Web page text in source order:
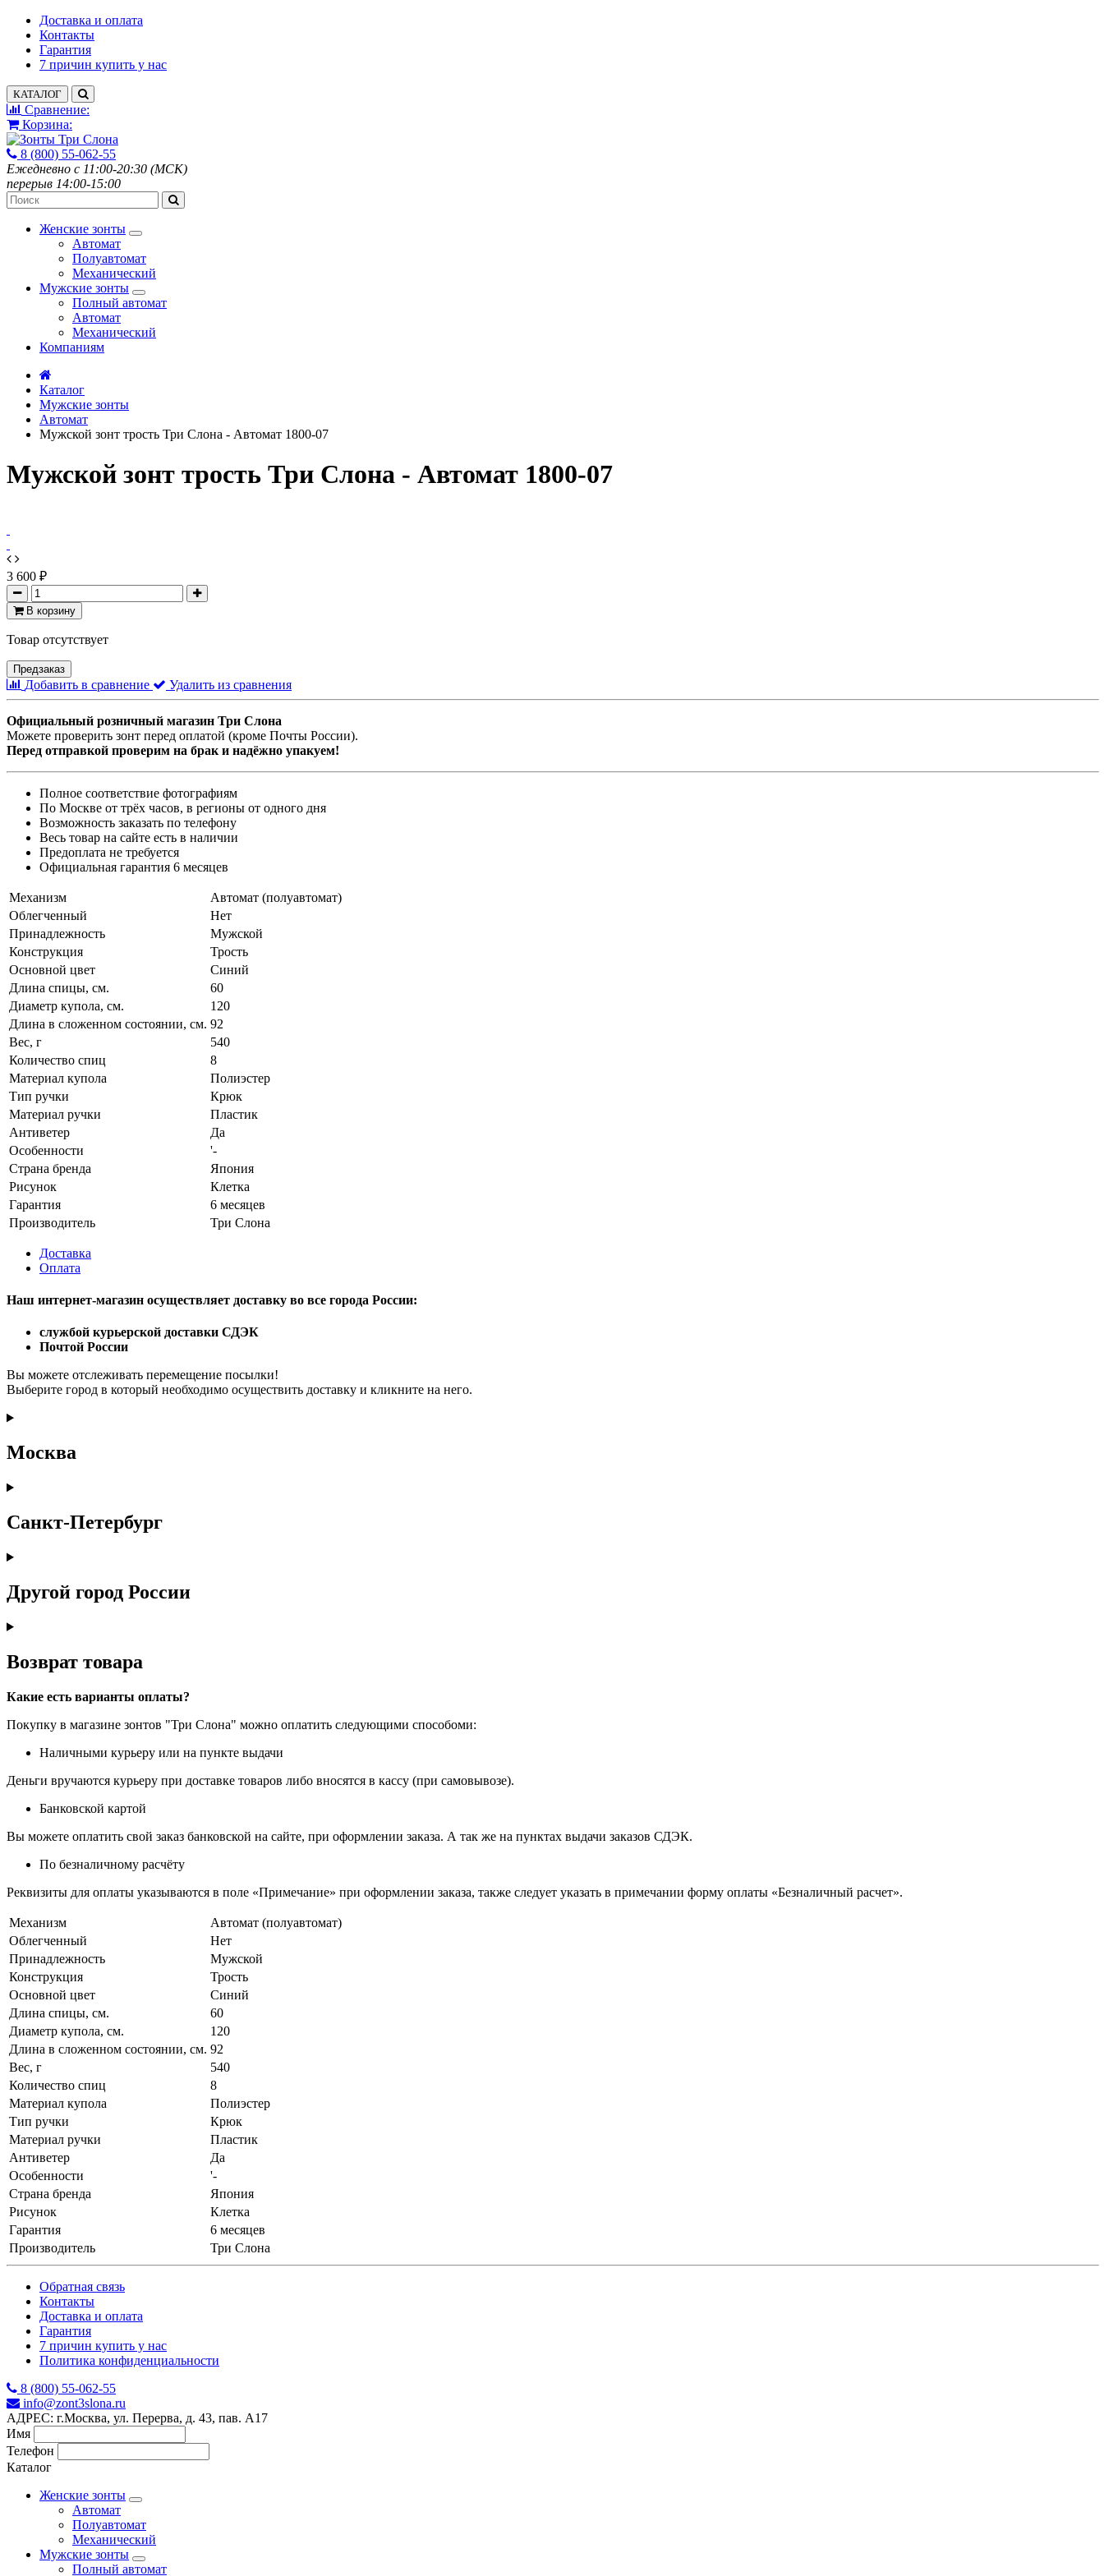
Доставка и оплата
Контакты
Гарантия
7 причин купить у нас
КАТАЛОГ
Сравнение:
Корзина:
8 (800) 55-062-55
Ежедневно с 11:00-20:30 (МСК)
перерыв 14:00-15:00
Женские зонты
Автомат
Полуавтомат
Механический
Мужские зонты
Полный автомат
Автомат
Механический
Компаниям
Каталог
Мужские зонты
Автомат
Мужской зонт трость Три Слона - Автомат 1800-07
Мужской зонт трость Три Слона - Автомат 1800-07
3 600 ₽
В корзину
Товар отсутствует
Предзаказ
Добавить в сравнение Удалить из сравнения
Официальный розничный магазин Три Слона
Можете проверить зонт перед оплатой (кроме Почты России).
Перед отправкой проверим на брак и надёжно упакуем!
Полное соответствие фотографиям
По Москве от трёх часов, в регионы от одного дня
Возможность заказать по телефону
Весь товар на сайте есть в наличии
Предоплата не требуется
Официальная гарантия 6 месяцев
Механизм
Автомат (полуавтомат)
Облегченный
Нет
Принадлежность
Мужской
Конструкция
Трость
Основной цвет
Синий
Длина спицы, см.
60
Диаметр купола, см.
120
Длина в сложенном состоянии, см. 92
Вес, г
540
Количество спиц
8
Материал купола
Полиэстер
Тип ручки
Крюк
Материал ручки
Пластик
Антиветер
Да
Особенности
'-
Страна бренда
Япония
Рисунок
Клетка
Гарантия
6 месяцев
Производитель
Три Слона
Доставка
Оплата
Наш интернет-магазин осуществляет доставку во все города России:
службой курьерской доставки СДЭК
Почтой России
Вы можете отслеживать перемещение посылки!
Выберите город в который необходимо осуществить доставку и кликните на него.
Москва
Санкт-Петербург
Другой город России
Возврат товара
Какие есть варианты оплаты?
Покупку в магазине зонтов "Три Слона" можно оплатить следующими способоми:
Наличными курьеру или на пункте выдачи
Деньги вручаются курьеру при доставке товаров либо вносятся в кассу (при самовывозе).
Банковской картой
Вы можете оплатить свой заказ банковской на сайте, при оформлении заказа. А так же на пунктах выдачи заказов СДЭК.
По безналичному расчёту
Реквизиты для оплаты указываются в поле «Примечание» при оформлении заказа, также следует указать в примечании форму оплаты «Безналичный расчет».
Механизм
Автомат (полуавтомат)
Облегченный
Нет
Принадлежность
Мужской
Конструкция
Трость
Основной цвет
Синий
Длина спицы, см.
60
Диаметр купола, см.
120
Длина в сложенном состоянии, см. 92
Вес, г
540
Количество спиц
8
Материал купола
Полиэстер
Тип ручки
Крюк
Материал ручки
Пластик
Антиветер
Да
Особенности
'-
Страна бренда
Япония
Рисунок
Клетка
Гарантия
6 месяцев
Производитель
Три Слона
Обратная связь
Контакты
Доставка и оплата
Гарантия
7 причин купить у нас
Политика конфиденциальности
8 (800) 55-062-55
info@zont3slona.ru
АДРЕС: г.Москва, ул. Перерва, д. 43, пав. А17
Имя
Телефон
Каталог
Женские зонты
Автомат
Полуавтомат
Механический
Мужские зонты
Полный автомат